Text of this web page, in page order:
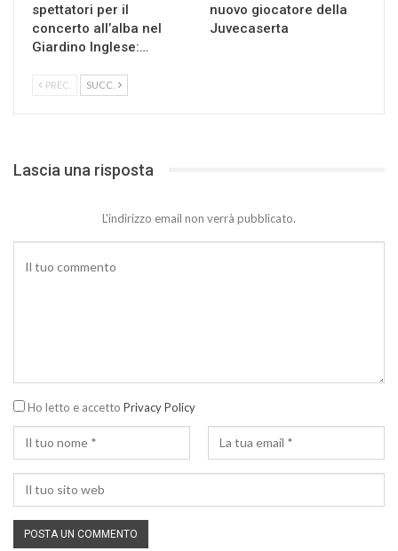
spettatori per il
concerto all’alba nel
Giardino Inglese:…
nuovo giocatore della
Juvecaserta
PREC. SUCC.
Lascia una risposta
L'indirizzo email non verrà pubblicato.
Ho letto e accetto Privacy Policy